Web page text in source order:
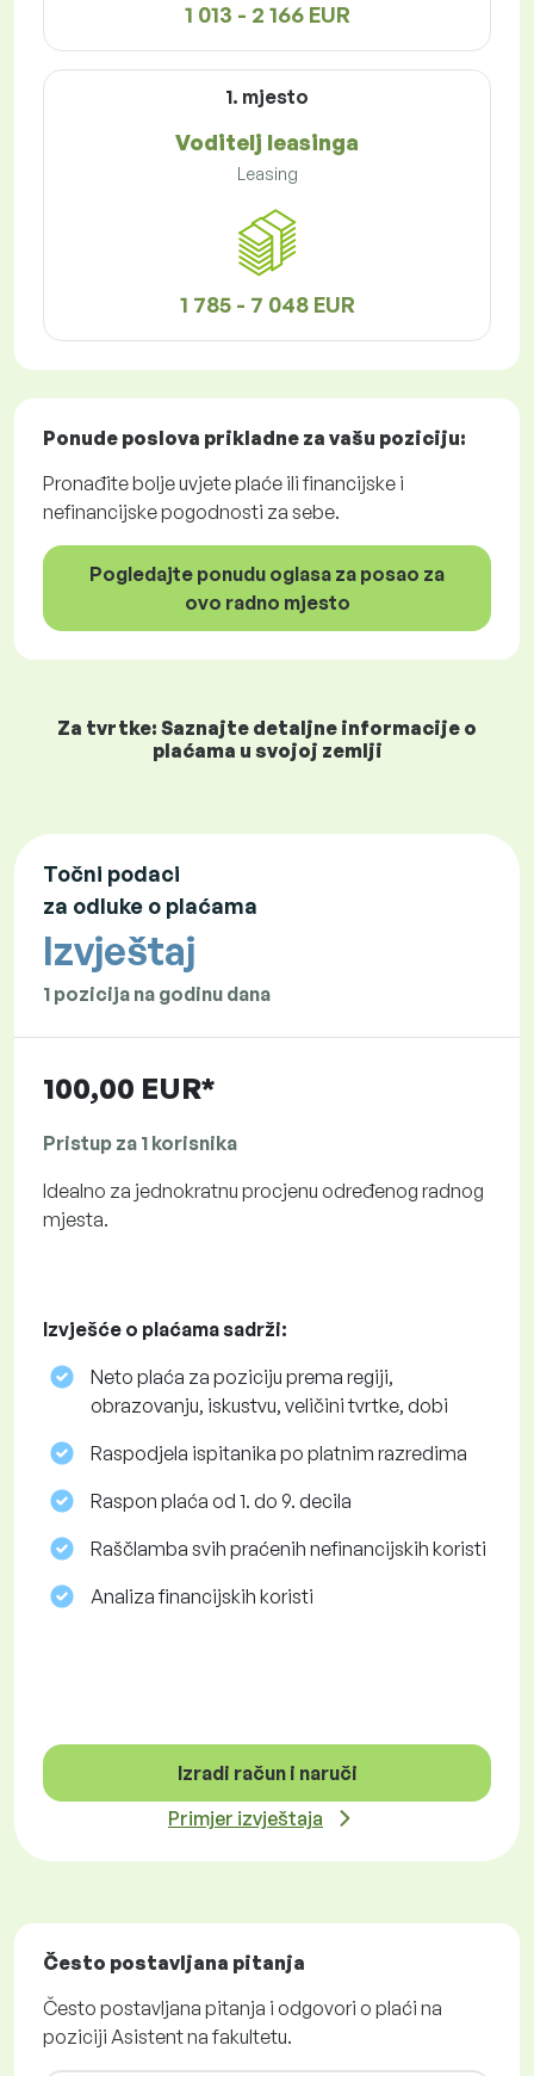
1 013 - 2 166 EUR
1. mjesto
Voditelj leasinga
Leasing
1 785 - 7 048 EUR
Ponude poslova prikladne za vašu poziciju:
Pronađite bolje uvjete plaće ili financijske i
nefinancijske pogodnosti za sebe.
Pogledajte ponudu oglasa za posao za
ovo radno mjesto
Za tvrtke: Saznajte detaljne informacije o
plaćama u svojoj zemlji
Točni podaci
za odluke o plaćama
Izvještaj
1 pozicija na godinu dana
100,00 EUR*
Pristup za 1 korisnika
Idealno za jednokratnu procjenu određenog radnog
mjesta.
Izvješće o plaćama sadrži:
Neto plaća za poziciju prema regiji,
obrazovanju, iskustvu, veličini tvrtke, dobi
Raspodjela ispitanika po platnim razredima
Raspon plaća od 1. do 9. decila
Raščlamba svih praćenih nefinancijskih koristi
Analiza financijskih koristi
Izradi račun i naruči
Primjer izvještaja
Često postavljana pitanja
Često postavljana pitanja i odgovori o plaći na
poziciji Asistent na fakultetu.